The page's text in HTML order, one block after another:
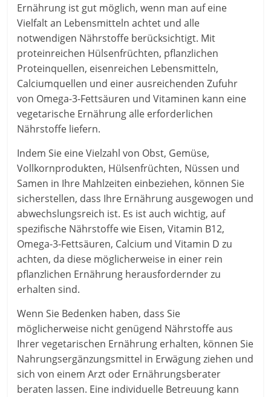
Ernährung ist gut möglich, wenn man auf eine
Vielfalt an Lebensmitteln achtet und alle
notwendigen Nährstoffe berücksichtigt. Mit
proteinreichen Hülsenfrüchten, pflanzlichen
Proteinquellen, eisenreichen Lebensmitteln,
Calciumquellen und einer ausreichenden Zufuhr
von Omega-3-Fettsäuren und Vitaminen kann eine
vegetarische Ernährung alle erforderlichen
Nährstoffe liefern.
Indem Sie eine Vielzahl von Obst, Gemüse,
Vollkornprodukten, Hülsenfrüchten, Nüssen und
Samen in Ihre Mahlzeiten einbeziehen, können Sie
sicherstellen, dass Ihre Ernährung ausgewogen und
abwechslungsreich ist. Es ist auch wichtig, auf
spezifische Nährstoffe wie Eisen, Vitamin B12,
Omega-3-Fettsäuren, Calcium und Vitamin D zu
achten, da diese möglicherweise in einer rein
pflanzlichen Ernährung herausfordernder zu
erhalten sind.
Wenn Sie Bedenken haben, dass Sie
möglicherweise nicht genügend Nährstoffe aus
Ihrer vegetarischen Ernährung erhalten, können Sie
Nahrungsergänzungsmittel in Erwägung ziehen und
sich von einem Arzt oder Ernährungsberater
beraten lassen. Eine individuelle Betreuung kann